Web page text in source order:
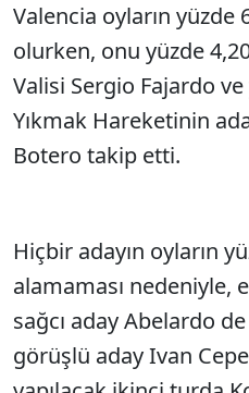
Valencia oyların yüzde
olurken, onu yüzde
Valisi Sergio Fajardo
Yıkmak Hareketinin
Botero takip etti.
Hiçbir adayın oyların
alamaması nedeniyle,
sağcı aday Abelardo
görüşlü aday Ivan